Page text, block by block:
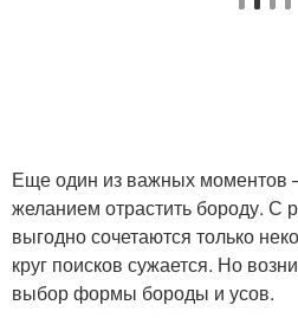
Еще один из важных моментов
желанием отрастить бороду. С
выгодно сочетаются только
круг поисков сужается. Но
выбор формы бороды и усов.